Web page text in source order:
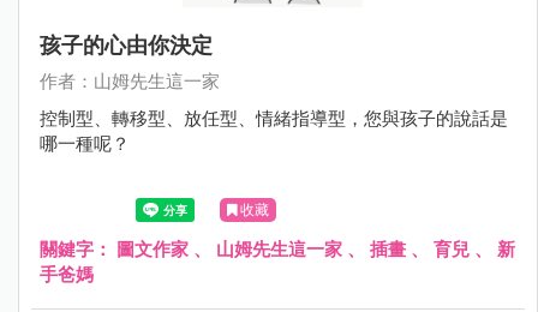
孩子的心由你決定
作者：山姆先生這一家
控制型、轉移型、放任型、情緒指導型，您與孩子的說話是
哪一種呢？
收藏
關鍵字： 圖文作家 、 山姆先生這一家 、 插畫 、 育兒 、 新
手爸媽